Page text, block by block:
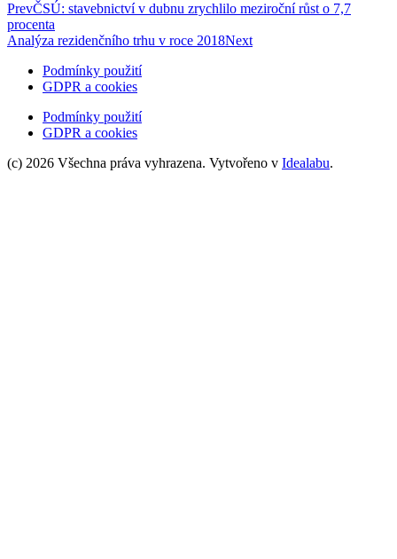
PrevČSÚ: stavebnictví v dubnu zrychlilo meziroční růst o 7,7
procenta
Analýza rezidenčního trhu v roce 2018Next
Podmínky použití
GDPR a cookies
Podmínky použití
GDPR a cookies
(c) 2026 Všechna práva vyhrazena. Vytvořeno v Idealabu.